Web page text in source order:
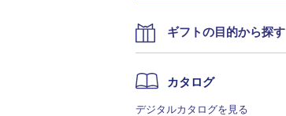
ギフトの目的から探す
カタログ
デジタルカタログを見る